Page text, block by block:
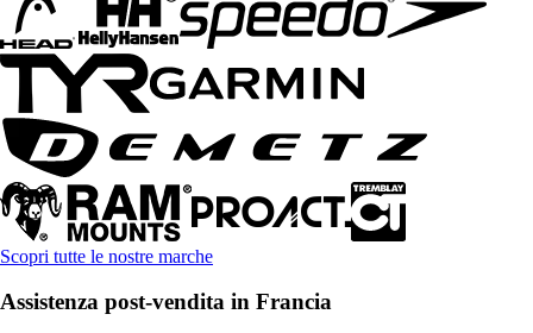
Scopri tutte le nostre marche
Assistenza post-vendita in Francia